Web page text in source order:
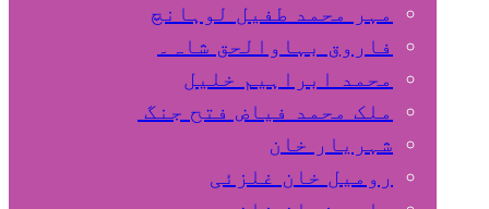
مہر محمد طفیل لوہانچ
فاروق بہاوالحق شاہ۔
محمد ابراہیم خلیل
ملک محمد فیاض فتح جنگ
شہریار خان
رومیل خان غلزئی